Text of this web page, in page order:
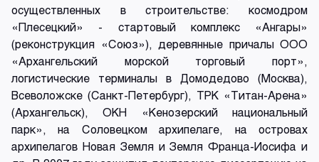
осуществленных в строительстве: космодром
«Плесецкий» - стартовый комплекс «Ангары»
(реконструкция «Союз»), деревянные причалы ООО
«Архангельский морской торговый порт»,
логистические терминалы в Домодедово (Москва),
Всеволожске (Санкт-Петербург), ТРК «Титан-Арена»
(Архангельск), ОКН «Кенозерский национальный
парк», на Соловецком архипелаге, на островах
архипелагов Новая Земля и Земля Франца-Иосифа и